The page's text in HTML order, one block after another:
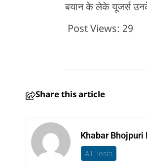
बयान के लेके यूजर्स
Post Views: 29
Share this article
Khabar Bhojpuri
All Posts